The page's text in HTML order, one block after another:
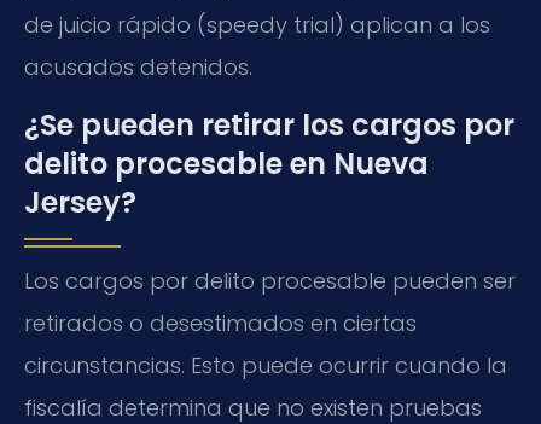
de juicio rápido (speedy trial) aplican a los
acusados detenidos.
¿Se pueden retirar los cargos por
delito procesable en Nueva
Jersey?
Los cargos por delito procesable pueden ser
retirados o desestimados en ciertas
circunstancias. Esto puede ocurrir cuando la
fiscalía determina que no existen pruebas